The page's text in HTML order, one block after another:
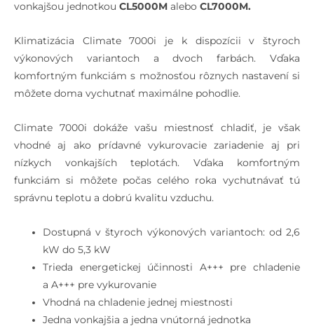
vonkajšou jednotkou CL5000M alebo CL7000M.
Klimatizácia Climate 7000i je k dispozícii v štyroch
výkonových variantoch a dvoch farbách. Vďaka
komfortným funkciám s možnosťou rôznych nastavení si
môžete doma vychutnať maximálne pohodlie.
Climate 7000i dokáže vašu miestnosť chladiť, je však
vhodné aj ako prídavné vykurovacie zariadenie aj pri
nízkych vonkajších teplotách. Vďaka komfortným
funkciám si môžete počas celého roka vychutnávať tú
správnu teplotu a dobrú kvalitu vzduchu.
Dostupná v štyroch výkonových variantoch: od 2,6
kW do 5,3 kW
Trieda energetickej účinnosti A+++ pre chladenie
a A+++ pre vykurovanie
Vhodná na chladenie jednej miestnosti
Jedna vonkajšia a jedna vnútorná jednotka